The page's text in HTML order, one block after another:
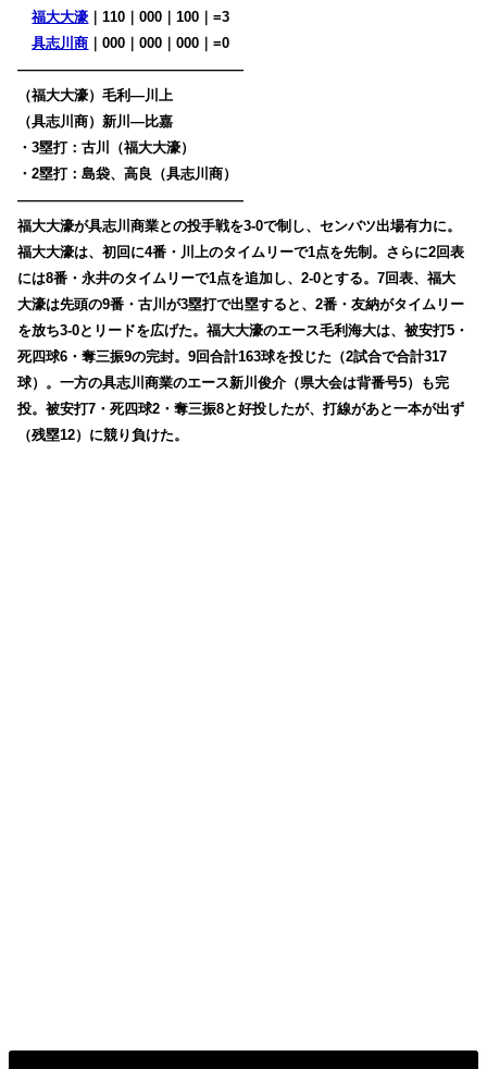
福大大濠 ｜110｜000｜100｜=3
具志川商 ｜000｜000｜000｜=0
————————————————
（福大大濠）毛利―川上
（具志川商）新川―比嘉
・3塁打：古川（福大大濠）
・2塁打：島袋、高良（具志川商）
————————————————
福大大濠が具志川商業との投手戦を3-0で制し、センバツ出場有力に。
福大大濠は、初回に4番・川上のタイムリーで1点を先制。さらに2回表
には8番・永井のタイムリーで1点を追加し、2-0とする。7回表、福大
大濠は先頭の9番・古川が3塁打で出塁すると、2番・友納がタイムリー
を放ち3-0とリードを広げた。福大大濠のエース毛利海大は、被安打5・
死四球6・奪三振9の完封。9回合計163球を投じた（2試合で合計317
球）。一方の具志川商業のエース新川俊介（県大会は背番号5）も完
投。被安打7・死四球2・奪三振8と好投したが、打線があと一本が出ず
（残塁12）に競り負けた。